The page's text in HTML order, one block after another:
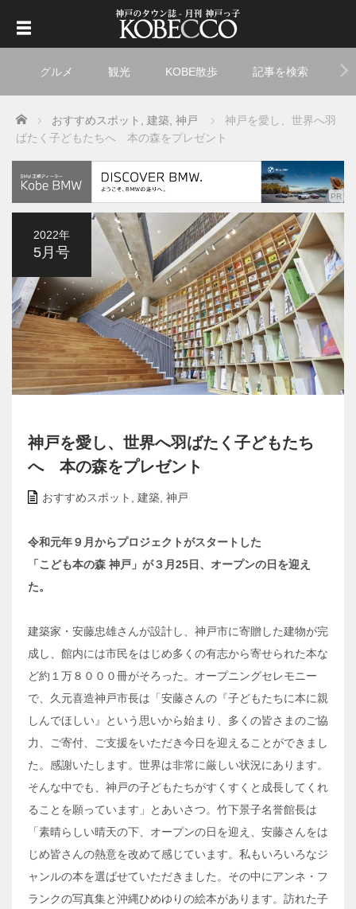
グルメ 観光 KOBE散歩 記事を検索
Home おすすめスポット 建築 神戸
神戸を愛し、世界へ羽
ばたく子どもたちへ 本の森をプレゼント
2022年
5月号
神戸を愛し、世界へ羽ばたく子どもたち
へ 本の森をプレゼント
おすすめスポット 建築 神戸
令和元年９月からプロジェクトがスタートした
「こども本の森 神戸」が３月25日、オープンの日を迎え
た。
建築家・安藤忠雄さんが設計し、神戸市に寄贈した建物が完
成し、館内には市民をはじめ多くの有志から寄せられた本な
ど約１万８０００冊がそろった。オープニングセレモニー
で、久元喜造神戸市長は「安藤さんの『子どもたちに本に親
しんでほしい』という思いから始まり、多くの皆さまのご協
力、ご寄付、ご支援をいただき今日を迎えることができまし
た。感謝いたします。世界は非常に厳しい状況にあります。
そんな中でも、神戸の子どもたちがすくすくと成長してくれ
ることを願っています」とあいさつ。竹下景子名誉館長は
「素晴らしい晴天の下、オープンの日を迎え、安藤さんをは
じめ皆さんの熱意を改めて感じています。私もいろいろなジ
ャンルの本を選ばせていただきました。その中にアンネ・フ
ランクの写真集と沖縄ひめゆりの絵本があります。訪れた子